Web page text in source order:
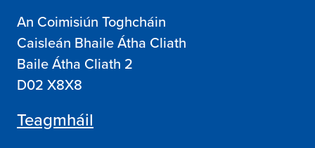
An Coimisiún Toghcháin
Caisleán Bhaile Átha Cliath
Baile Átha Cliath 2
D02 X8X8
Teagmháil